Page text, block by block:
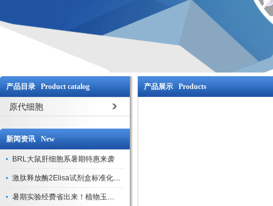
产品目录 Product catalog
原代细胞
新闻资讯 New
BRL大鼠肝细胞系暑期特惠来袭
激肽释放酶2Elisa试剂盒标准化实验操作与质控体系解析
暑期实验经费省出来！植物玉米索核苷（ZR ）elisa酶联免疫试剂盒
产品展示 Products